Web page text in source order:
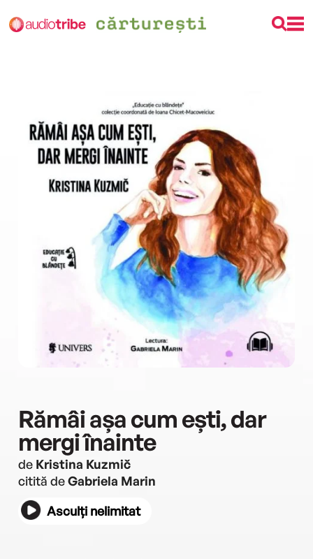
Rămâi așa cum ești, dar
mergi înainte
de Kristina Kuzmič
citită deGabriela Marin
Asculți nelimitat